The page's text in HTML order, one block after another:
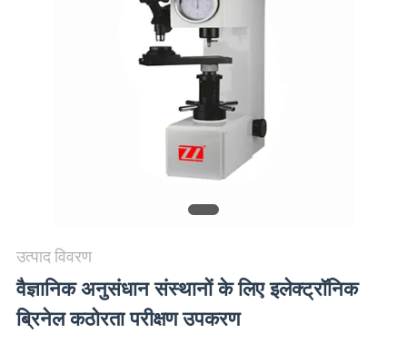
PRIVACY
POLICY
उत्पाद विवरण
वैज्ञानिक अनुसंधान संस्थानों के लिए इलेक्ट्रॉनिक
ब्रिनेल कठोरता परीक्षण उपकरण